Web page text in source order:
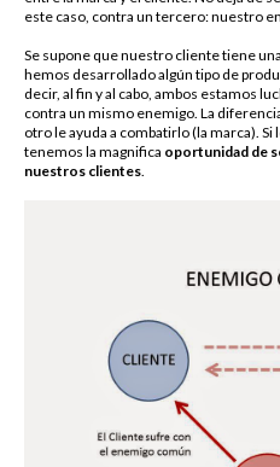
este caso, contra un tercero: nuestro
Se supone que nuestro cliente tiene
hemos desarrollado algún tipo de
decir, al fin y al cabo, ambos estamos
contra un mismo enemigo. La
otro le ayuda a combatirlo (la marca).
tenemos la magnifica oportunidad de
nuestros clientes.